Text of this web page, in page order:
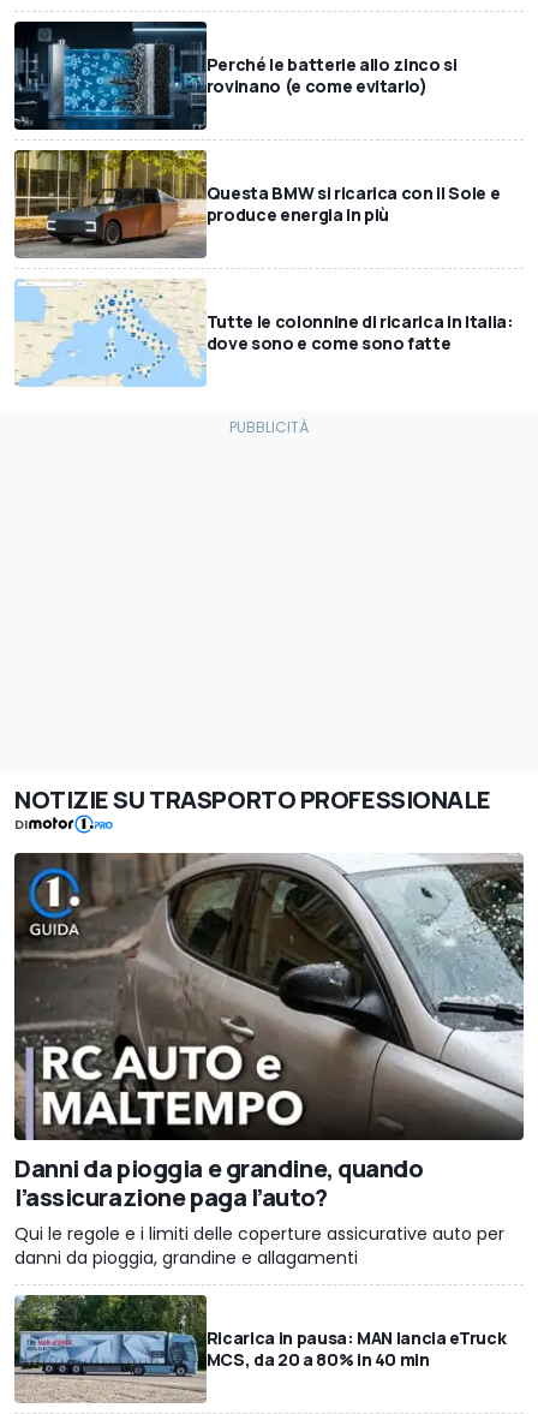
Perché le batterie allo zinco si
rovinano (e come evitarlo)
Questa BMW si ricarica con il Sole e
produce energia in più
Tutte le colonnine di ricarica in Italia:
dove sono e come sono fatte
NOTIZIE SU TRASPORTO PROFESSIONALE
DI
Danni da pioggia e grandine, quando
l’assicurazione paga l’auto?
Qui le regole e i limiti delle coperture assicurative auto per
danni da pioggia, grandine e allagamenti
Ricarica in pausa: MAN lancia eTruck
MCS, da 20 a 80% in 40 min